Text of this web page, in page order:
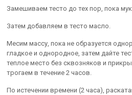
Замешиваем тесто до тех пор, пока
Затем добавляем в тесто масло.
Месим массу, пока не образуется
гладкое и однородное, затем дайте
теплое место без сквозняков и
трогаем в течение 2 часов.
По истечении времени (2 часа),